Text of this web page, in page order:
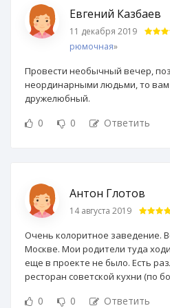
Евгений Казбаев
11 декабря 2019
рюмочная»
Провести необычный вечер,
неординарными людьми, то
дружелюбный.
0 0 Ответить
Антон Глотов
14 августа 2019
Очень колоритное заведение.
Москве. Мои родители туда
еще в проекте не было. Есть
ресторан советской кухни (по
0 0 Ответить